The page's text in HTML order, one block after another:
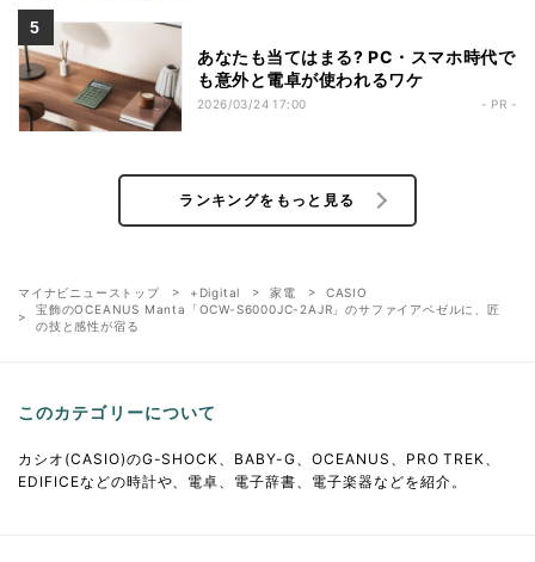
あなたも当てはまる? PC・スマホ時代で
も意外と電卓が使われるワケ
2026/03/24 17:00 - PR -
ランキングをもっと見る
マイナビニューストップ +Digital 家電
CASIO
宝飾のOCEANUS Manta「OCW-S6000JC-2AJR」のサファイアベゼルに、匠
の技と感性が宿る
このカテゴリーについて
カシオ(CASIO)のG-SHOCK、BABY-G、OCEANUS、PRO TREK、
EDIFICEなどの時計や、電卓、電子辞書、電子楽器などを紹介。